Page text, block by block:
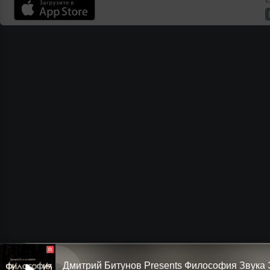
П
Дмитрий Битунов Presents Филоcофия Звука